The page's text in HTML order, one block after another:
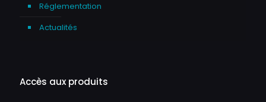
Réglementation
Actualités
Accès aux produits